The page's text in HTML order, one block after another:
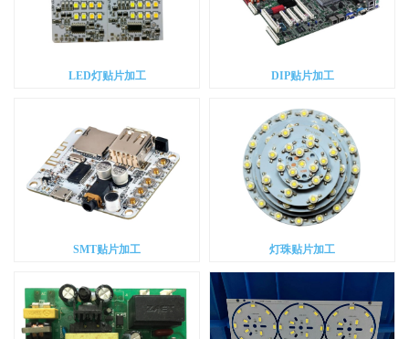
LED灯贴片加工 DIP贴片加工
SMT贴片加工 灯珠贴片加工